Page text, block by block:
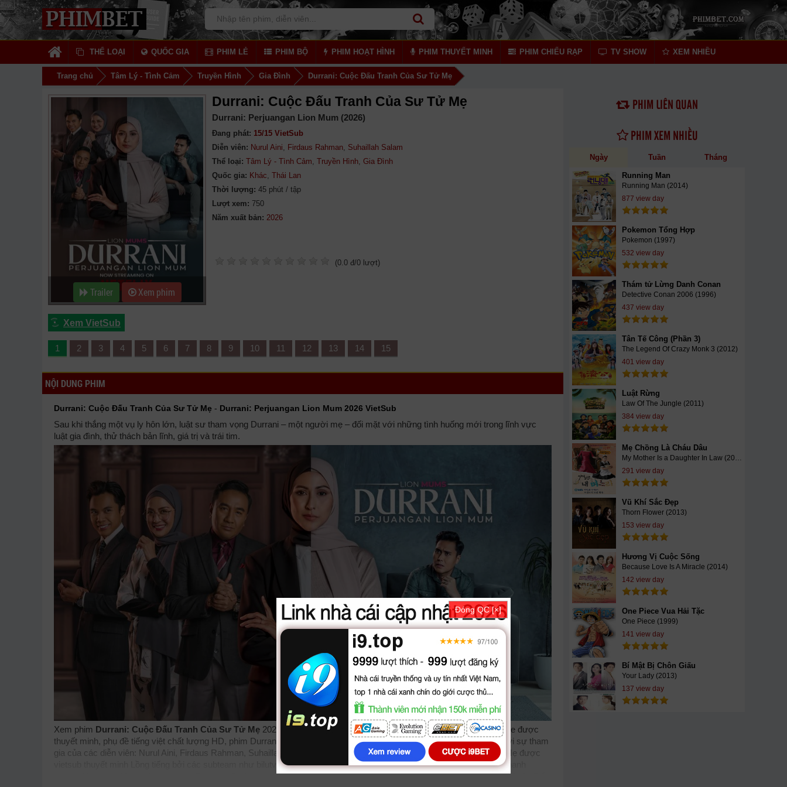
THỂ LOẠI QUỐC GIA PHIM LẺ PHIM BỘ PHIM HOẠT HÌNH PHIM THUYẾT MINH PHIM CHIẾU RẠP TV SHOW XEM NHIỀU
Trang chủ Tâm Lý - Tình Cảm Truyền Hình Gia Đình Durrani: Cuộc Đấu Tranh Của Sư Tử Mẹ
Trailer Xem phim
Durrani: Cuộc Đấu Tranh Của Sư Tử Mẹ
Durrani: Perjuangan Lion Mum (2026)
Đang phát: 15/15 VietSub
Diễn viên: Nurul Aini, Firdaus Rahman, Suhaillah Salam
Thể loại: Tâm Lý - Tình Cảm, Truyền Hình, Gia Đình
Quốc gia: Khác, Thái Lan
Thời lượng: 45 phút / tập
Lượt xem: 750
Năm xuất bản:
(0.0 đ/0 lượt)
Xem VietSub
1 2 3 4 5 6 7 8 9 10 11 12 13 14 15
NỘI DUNG PHIM
Durrani: Cuộc Đấu Tranh Của Sư Tử Mẹ - Durrani: Perjuangan Lion Mum 2026 VietSub
Sau khi thắng một vụ ly hôn lớn, luật sư tham vọng Durrani – một người mẹ – đối mặt với những tình huống mới trong lĩnh vực
luật gia đình, thử thách bản lĩnh, giá trị và trái tim.
Xem phim Durrani: Cuộc Đấu Tranh Của Sư Tử Mẹ 2026 15/15 VietSub, phim Durrani: Cuoc Dau Tranh Cua Su Tu Me được
thuyết minh, phụ đề tiếng việt chất lượng HD, phim Durrani: Cuộc Đấu Tranh Của Sư Tử Mẹ vietsub bản đẹp, trọn bộ với sự tham
gia của các diễn viên: Nurul Aini, Firdaus Rahman, Suhaillah Salam. Phim online Durrani: Cuộc Đấu Tranh Của Sư Tử Mẹ được
phimbathu phudeviet kphim phimmoi biphim dongphim subnhanh
dongphymtv Durrani - Perjuangan Lion Mum, Durrani, Cuộc Đấu Tranh Của Sư Tử Mẹ, Durrani Cuộc Đấu
PHIM LIÊN QUAN
PHIM XEM NHIỀU
Ngày Tuần Tháng
Running Man
Running Man (2014)
877 view day
Pokemon Tổng Hợp
Pokemon (1997)
532 view day
Thám tử Lừng Danh Conan
Detective Conan 2006 (1996)
437 view day
Tân Tế Công (Phần 3)
The Legend Of Crazy Monk 3 (2012)
401 view day
Luật Rừng
Law Of The Jungle (2011)
384 view day
Mẹ Chồng Là Cháu Dâu
My Mother Is a Daughter In Law (2015)
291 view day
Vũ Khí Sắc Đẹp
Thorn Flower (2013)
153 view day
Hương Vị Cuộc Sống
Because Love Is A Miracle (2014)
142 view day
One Piece Vua Hải Tặc
One Piece (1999)
141 view day
Bí Mật Bị Chôn Giấu
Your Lady (2013)
137 view day
Đóng QC [×]